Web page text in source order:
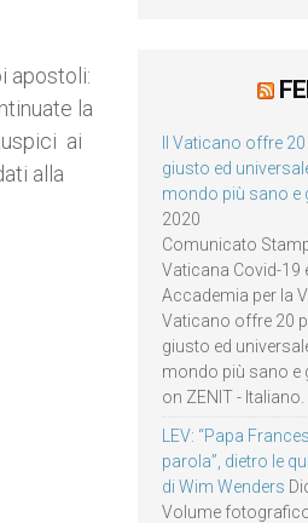
apostoli:
la
ai
alla
Il Vaticano offre
giusto ed
mondo più sano e
2020
Comunicato
Vaticana Covid-19
Accademia per la
Vaticano offre 20
giusto ed
mondo più sano e
on ZENIT - Italiano.
LEV: “Papa
parola”, dietro le
di Wim Wenders
Volume